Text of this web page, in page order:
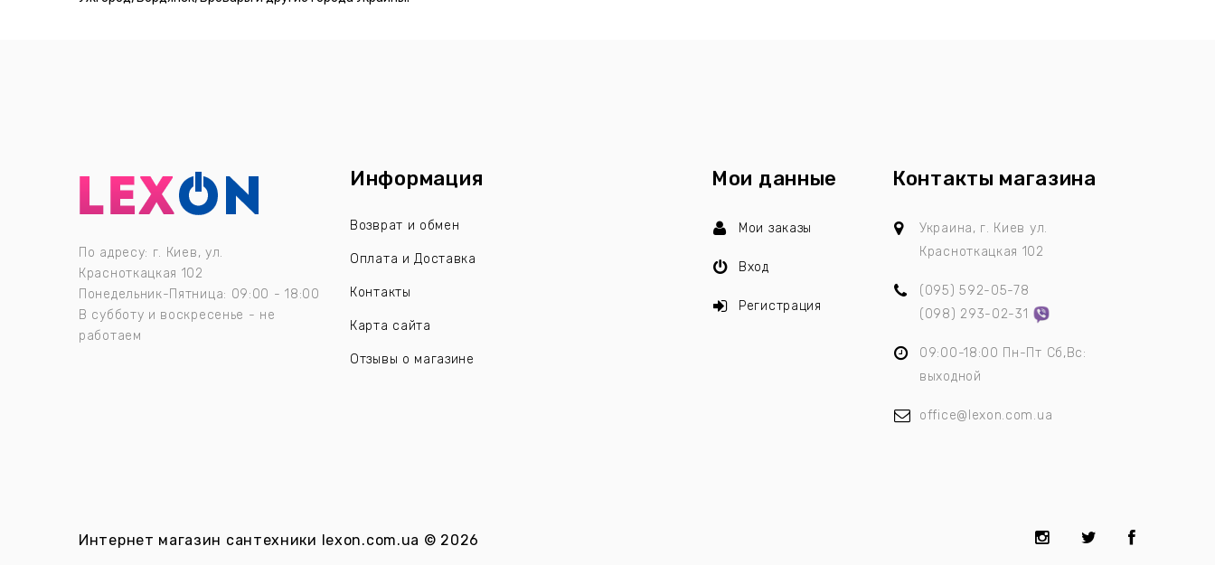
По адресу: г. Киев, ул.
Красноткацкая 102
Понедельник-Пятница: 09:00 - 18:00
В субботу и воскресенье - не
работаем
Информация
Возврат и обмен
Оплата и Доставка
Контакты
Карта сайта
Отзывы о магазине
Мои данные
Мои заказы
Вход
Регистрация
Контакты магазина
Украина, г. Киев ул.
Красноткацкая 102
(095) 592-05-78
(098) 293-02-31
09:00-18:00 Пн-Пт Сб,Вс:
выходной
office@lexon.com.ua
Интернет магазин сантехники lexon.com.ua © 2026